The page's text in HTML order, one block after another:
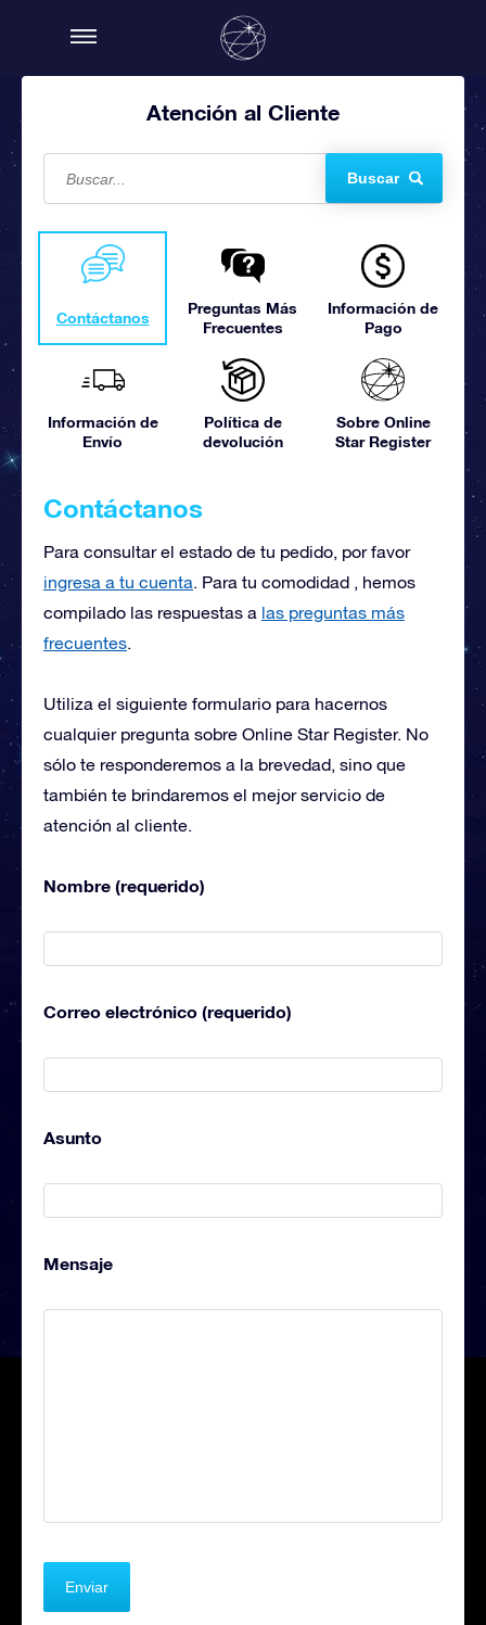
Atención al Cliente
Buscar
Contáctanos
Preguntas Más
Frecuentes
Información de
Pago
Información de
Envío
Política de
devolución
Sobre Online
Star Register
Contáctanos
Para consultar el estado de tu pedido, por favor
ingresa a tu cuenta. Para tu comodidad , hemos
compilado las respuestas a las preguntas más
frecuentes.
Utiliza el siguiente formulario para hacernos
cualquier pregunta sobre Online Star Register. No
sólo te responderemos a la brevedad, sino que
también te brindaremos el mejor servicio de
atención al cliente.
Nombre (requerido)
Correo electrónico (requerido)
Asunto
Mensaje